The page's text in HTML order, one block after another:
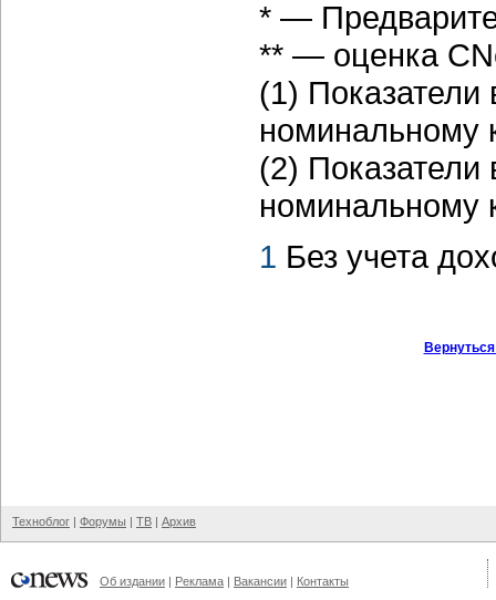
* —
** — оценка
(1)
номинальному
(2)
номинальному
1 Без учета
Техноблог | Форумы | ТВ | Архив
Об издании | Реклама | Вакансии | Контакты